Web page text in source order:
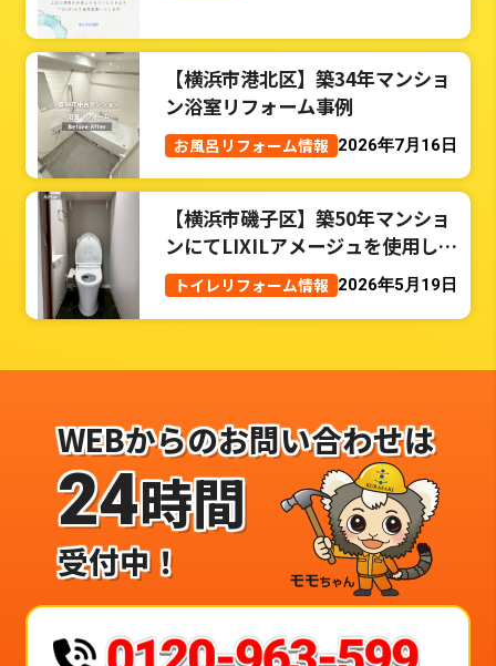
【横浜市港北区】築34年マンショ
ン浴室リフォーム事例
お風呂リフォーム情報 2026年7月16日
【横浜市磯子区】築50年マンショ
ンにてLIXILアメージュを使用した
トイレリフォーム事例
トイレリフォーム情報 2026年5月19日
WEBからのお問い合わせは
24時間
受付中！